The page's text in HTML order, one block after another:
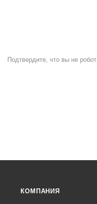
Подтвердите, что вы не робот
КОМПАНИЯ